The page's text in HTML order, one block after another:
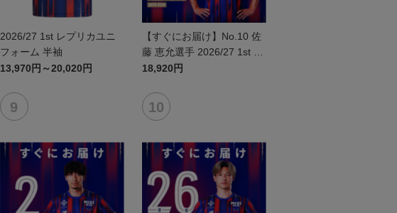
2026/27 1st レプリカユニ
フォーム 半袖
13,970円～20,020円
【すぐにお届け】No.10 佐
藤 恵允選手 2026/27 1st レ
プリカユニフォーム 半袖
18,920円